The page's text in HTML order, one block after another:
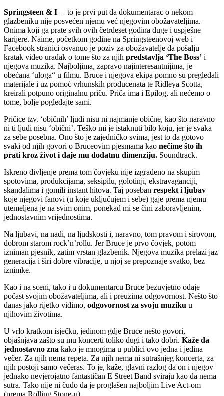
Springsteen & I – to je prvi put da dokumentarac o nekom
glazbeniku nije posvećen njemu već njegovim obožavateljima.
Onima koji ga prate svih ovih četrdeset godina duge i uspješne
karijere. Naime, početkom godine na Springsteenovoj web i
Facebook stranici osvanuo je poziv za obožavatelje da pošalju
kratak video uradak o tome što za njih predstavlja ‘The Boss’ i
njegova muzika. Najboljima, zapravo najinteresantnijima, je
obećana ‘uloga“ u filmu. Bruce i njegova ekipa pomno su pregledali
materijale i uz pomoć vrhunskih producenata te Ridleya Scotta,
kreirali potpuno originalnu priču. Priča ima i Epilog, ali nećemo o
tome, bolje pogledajte sami.
Pričice tzv. ‘običnih’ ljudi nisu ni najmanje obične, kao što naravno
ni ti ljudi nisu ‘obični’. Teško mi je istaknuti bilo koju, jer je svaka
za sebe posebna. Ono što je zajedničko svima, jest to da gotovo
svaki od njih govori o Bruceovim pjesmama kao nečime što ih
prati kroz život i daje mu dodatnu dimenziju. Soundtrack.
Iskreno divljenje prema tom čovjeku nije izgrađeno na skupim
spotovima, produkcijama, seksipilu, golotinji, ekstravaganciji,
skandalima i gomili instant hitova. Taj poseban respekt i ljubav
koje njegovi fanovi (u koje uključujem i sebe) gaje prema njemu
utemeljena je na svim onim, ponekad mi se čini zaboravljenim,
jednostavnim vrijednostima.
Na ljubavi, na nadi, na ljudskosti i, naravno, tom pravom i sirovom,
dobrom starom rock’n’rollu. Jer Bruce je prvo čovjek, potom
izniman pjesnik, zatim vrstan glazbenik. Njegova muzika prelazi jaz
generacija i širi dobre vibracije, u njoj se prepoznaje svatko, bez
iznimke.
Kao i na sceni, tako i u dokumentarcu Bruce bezuvjetno odaje
počast svojim obožavateljima, ali i preuzima odgovornost. Nešto što
danas jako rijetko vidimo, odgovornost za svoju muziku u
njihovim životima.
U vrlo kratkom isječku, jedinom gdje Bruce nešto govori,
objašnjava zašto su mu koncerti toliko dugi i tako dobri. Kaže da
jednostavno zna kako je mnogima u publici ovo jedna i jedina
večer. Za njih nema repeta. Za njih nema ni sutrašnjeg koncerta, za
njih postoji samo večeras. To je, kaže, glavni razlog da on i njegov
jednako nevjerojatno fantastičan E Street Band sviraju kao da nema
sutra. Tako nije ni čudo da je proglašen najboljim Live Act-om